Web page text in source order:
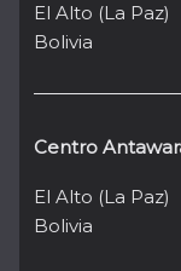
El Alto (La Paz)
Bolivia
Centro
El Alto (La Paz)
Bolivia